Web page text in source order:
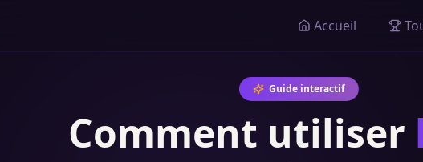
Accueil
Guide interactif
Comment utiliser